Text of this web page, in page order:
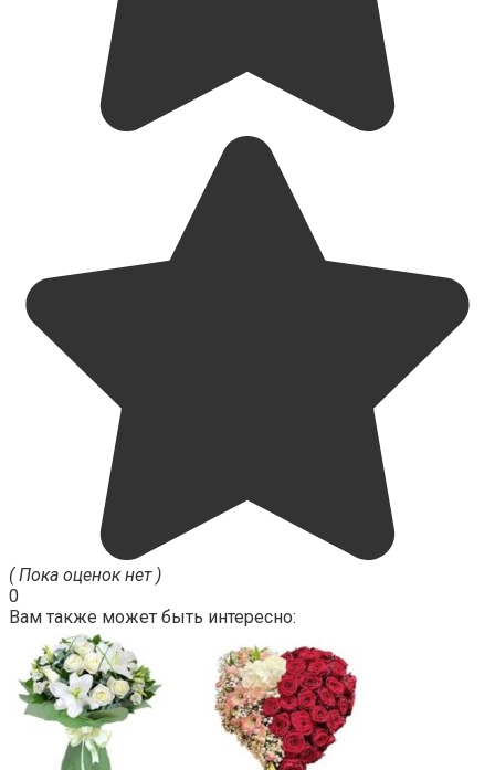
( Пока оценок нет )
0
Вам также может быть интересно: